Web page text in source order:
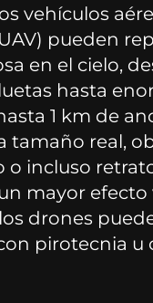
vehículos
pueden
en el cielo,
hasta
1 km de
tamaño real,
incluso
mayor efecto
drones
pirotecnia u